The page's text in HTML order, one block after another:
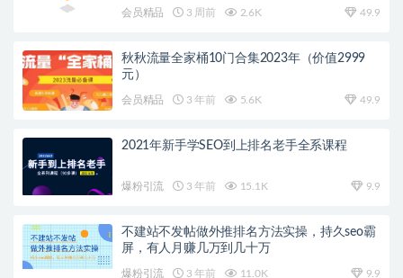
会员精品 3 周前 2.6K 49.9
秋秋流量全家桶10门合集2023年（价值2999
元）
会员精品 3 年前 5.6K 49.9
2021年新手学SEO到上排名老手全系课程
爆粉引流 3 年前 15.1K 9.9
不建站不发帖做外推排名方法实操，持久seo霸
屏，有人月赚几万到几十万
爆粉引流 3 年前 11.0K 9.9